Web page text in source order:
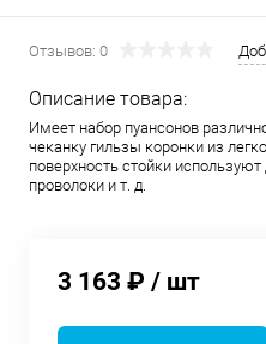
Отзывов: 0
Описание товара:
Имеет набор пуансонов
чеканку гильзы коронки из
поверхность стойки
проволоки и т. д.
3 163 ₽ / шт